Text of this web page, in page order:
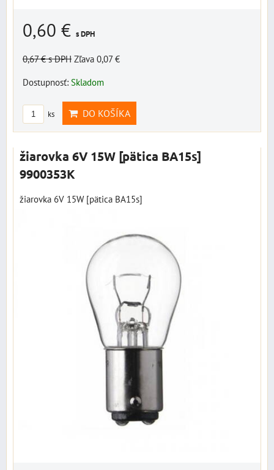
0,60 € s DPH
0,67 €s DPH Zľava 0,07 €
Dostupnosť: Skladom
ks DO KOŠÍKA
žiarovka 6V 15W [pätica BA15s]
9900353K
žiarovka 6V 15W [pätica BA15s]